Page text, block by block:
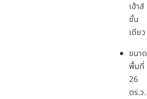
เฮ้าส์
ชั้น
เดียว
ขนาด
พื้นที่
26
ตร.ว.